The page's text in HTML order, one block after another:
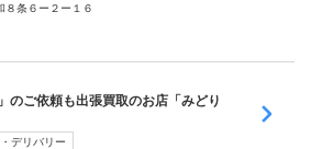
８条６ー２ー１６
のご依頼も出張買取のお店「みどり
デリバリー